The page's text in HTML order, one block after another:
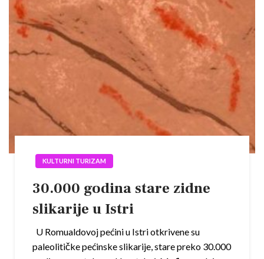
KULTURNI TURIZAM
30.000 godina stare zidne
slikarije u Istri
U Romualdovoj pećini u Istri otkrivene su
paleolitičke pećinske slikarije, stare preko 30.000